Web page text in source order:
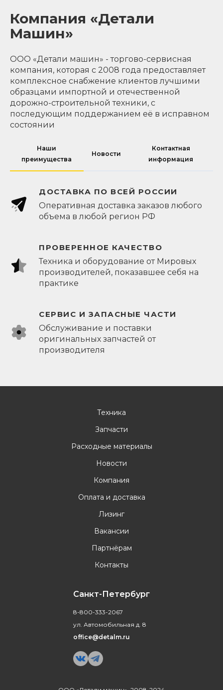
Компания «Детали
Машин»
ООО «Детали машин» - торгово-сервисная
компания, которая с 2008 года предоставляет
комплексное снабжение клиентов лучшими
образцами импортной и отечественной
дорожно-строительной техники, с
последующим поддержанием её в исправном
состоянии
Наши
преимущества
Новости
Контактная
информация
ДОСТАВКА ПО ВСЕЙ РОССИИ
Оперативная доставка заказов любого
объема в любой регион РФ
ПРОВЕРЕННОЕ КАЧЕСТВО
Техника и оборудование от Мировых
производителей, показавшее себя на
практике
СЕРВИС И ЗАПАСНЫЕ ЧАСТИ
Обслуживание и поставки
оригинальных запчастей от
производителя
Техника
Запчасти
Расходные материалы
Новости
Компания
Оплата и доставка
Лизинг
Вакансии
Партнёрам
Контакты
Санкт-Петербург
8-800-333-2067
ул. Автомобильная д. 8
office@detalm.ru